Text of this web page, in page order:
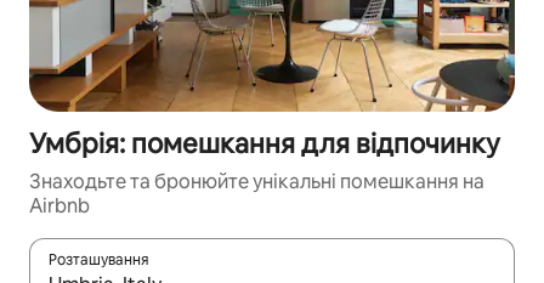
Умбрія: помешкання для відпочинку
Знаходьте та бронюйте унікальні помешкання на
Airbnb
Розташування